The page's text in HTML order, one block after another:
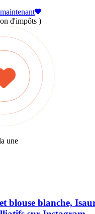
d'impôts )
une
blouse blanche,